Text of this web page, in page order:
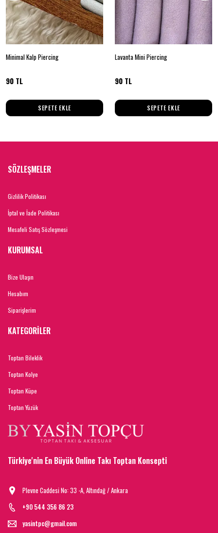
Minimal Kalp Piercing
90 TL
SEPETE EKLE
Lavanta Mini Piercing
90 TL
SEPETE EKLE
SÖZLEŞMELER
Gizlilik Politikası
İptal ve İade Politikası
Mesafeli Satış Sözleşmesi
KURUMSAL
Bize Ulaşın
Hesabım
Siparişlerim
KATEGORİLER
Toptan Bileklik
Toptan Kolye
Toptan Küpe
Toptan Yüzük
Türkiye'nin En Büyük Online Takı Toptan Konsepti
Plevne Caddesi No: 33 -A, Altındağ / Ankara
+90 544 356 86 23
yasintpc@gmail.com